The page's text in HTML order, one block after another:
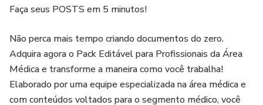
Faça seus POSTS em 5 minutos!
Não perca mais tempo criando documentos do zero.
Adquira agora o Pack Editável para Profissionais da Área
Médica e transforme a maneira como você trabalha!
Elaborado por uma equipe especializada na área médica e
com conteúdos voltados para o segmento médico, você